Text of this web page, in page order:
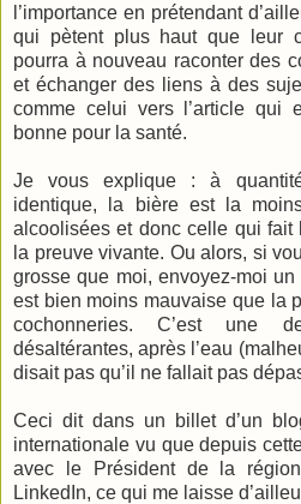
l’importance en prétendant
qui pètent plus haut que leur
pourra à nouveau raconter des
et échanger des liens à des
comme celui vers l’article qui
bonne pour la santé.
Je vous explique : à
identique, la bière est la
alcoolisées et donc celle qui fait
la preuve vivante. Ou alors, si
grosse que moi, envoyez-moi
est bien moins mauvaise que la
cochonneries. C’est une
désaltérantes, après l’eau
disait pas qu’il ne fallait pas
Ceci dit dans un billet d’un
internationale vu que depuis
avec le Président de la
LinkedIn, ce qui me laisse